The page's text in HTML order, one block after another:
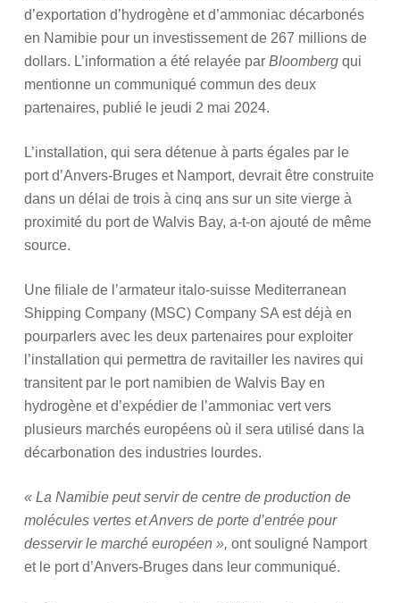
d’exportation d’hydrogène et d’ammoniac décarbonés
en Namibie pour un investissement de 267 millions de
dollars. L’information a été relayée par Bloomberg qui
mentionne un communiqué commun des deux
partenaires, publié le jeudi 2 mai 2024.
L’installation, qui sera détenue à parts égales par le
port d’Anvers-Bruges et Namport, devrait être construite
dans un délai de trois à cinq ans sur un site vierge à
proximité du port de Walvis Bay, a-t-on ajouté de même
source.
Une filiale de l’armateur italo-suisse Mediterranean
Shipping Company (MSC) Company SA est déjà en
pourparlers avec les deux partenaires pour exploiter
l’installation qui permettra de ravitailler les navires qui
transitent par le port namibien de Walvis Bay en
hydrogène et d’expédier de l’ammoniac vert vers
plusieurs marchés européens où il sera utilisé dans la
décarbonation des industries lourdes.
« La Namibie peut servir de centre de production de
molécules vertes et Anvers de porte d’entrée pour
desservir le marché européen », ont souligné Namport
et le port d’Anvers-Bruges dans leur communiqué.